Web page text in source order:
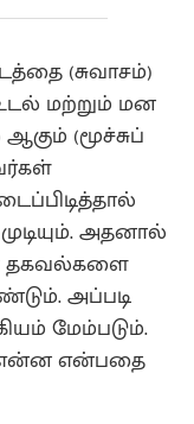
(சுவாசம்)
மற்றும் மன
(மூச்சுப்
அதனால்
தகவல்களை
அப்படி
மேம்படும்.
என்ன என்பதை